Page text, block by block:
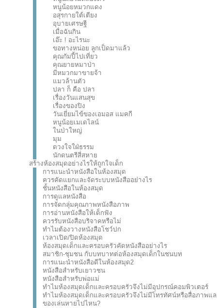
หนูน้อยหมวกแดง
อสุรกายใต้เตียง
อุบายเศรษฐี
เมื่อฉันกิน
เอ๊ะ ! อะไรนะ
ขอทางหน่อย ลูกเป็ดมาแล้ว
คุณกัมปี้ไปเที่ยว
คุณยายหมาป่า
มีหมวกมาขายจ้า
แมวล้านตัว
ปลา ก็ คือ ปลา
เรื่องวันแสนสุข
เรื่องของปิง
วันเยี่ยมไข้ของเอมอส แมคกี
หนูน้อยเมเดไลน์
ในป่าใหญ่
มุม
ดวงใจใฝ่ธรรม
นักดนตรีสี่สหาย
สร้างห้องสมุดอย่างไรให้ถูกใจเด็ก
การแนะนำหนังสือในห้องสมุด
ควรคัดแยกและจัดระบบหนังสืออย่างไร
ชั้นหนังสือในห้องสมุด
การดูแลหนังสือ
การจัดกลุ่มคุณภาพหนังสือภาพ
การอ่านหนังสือให้เด็กฟัง
ควรรับหนังสือบริจาคหรือไม่
ทำไมต้องวางหนังสือโชว์ปก
เวลาเปิด/ปิดห้องสมุด
ห้องสมุดเด็กและครอบครัวคัดหนังสืออย่างไร
สมาชิก-ชุมชน กับบทบาทต่อห้องสมุดเด็กในชนบท
การแนะนำหนังสือดีในห้องสมุด2
หนังสือสำหรับเยาวชน
หนังสือสำหรับพ่อแม่
ทำไมห้องสมุดเด็กและครอบครัวจึงไม่มีอุปกรณ์คอมพิวเตอร์
ทำไมห้องสมุดเด็กและครอบครัวจึงไม่มีโทรทัศน์หรือสื่อภาพแล
ของเล่นหายไปไหน?